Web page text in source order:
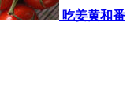
吃姜黄和番